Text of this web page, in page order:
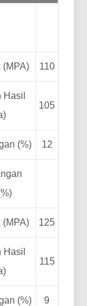
(MPA) 110
Hasil
105
(%) 12
(MPA) 125
Hasil
115
(%) 9